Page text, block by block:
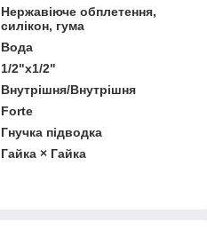
Нержавіюче обплетення,
силікон, гума
Вода
1/2"x1/2"
Внутрішня/Внутрішня
Forte
Гнучка підводка
Гайка × Гайка